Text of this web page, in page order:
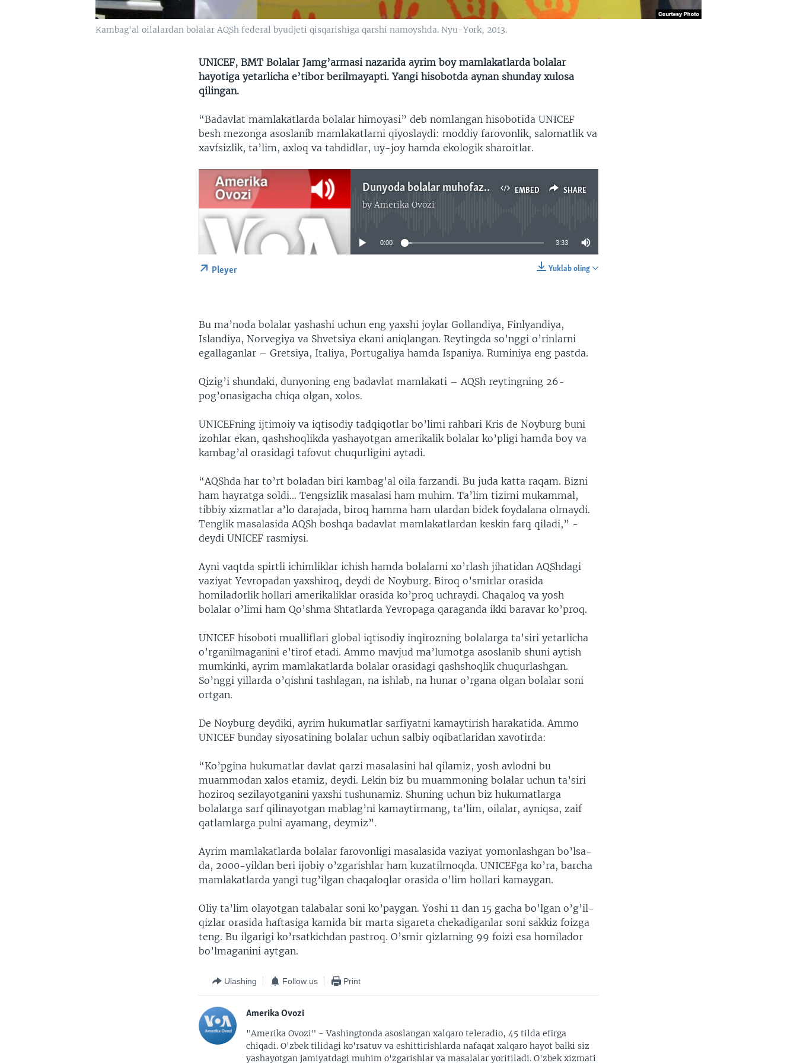
Kambag'al oilalardan bolalar AQSh federal byudjeti qisqarishiga qarshi namoyshda. Nyu-York, 2013.
UNICEF, BMT Bolalar Jamg’armasi nazarida ayrim boy mamlakatlarda bolalar
hayotiga yetarlicha e’tibor berilmayapti. Yangi hisobotda aynan shunday xulosa
qilingan.
“Badavlat mamlakatlarda bolalar himoyasi” deb nomlangan hisobotida UNICEF
besh mezonga asoslanib mamlakatlarni qiyoslaydi: moddiy farovonlik, salomatlik va
xavfsizlik, ta’lim, axloq va tahdidlar, uy-joy hamda ekologik sharoitlar.
EMBED SHARE
Dunyoda bolalar muhofazasi/Nasiba Tohir
byAmerika Ovozi
No media source currently available
0:00 3:33
Yuklab oling
Pleyer
Bu ma’noda bolalar yashashi uchun eng yaxshi joylar Gollandiya, Finlyandiya,
Islandiya, Norvegiya va Shvetsiya ekani aniqlangan. Reytingda so’nggi o’rinlarni
egallaganlar – Gretsiya, Italiya, Portugaliya hamda Ispaniya. Ruminiya eng pastda.
Qizig’i shundaki, dunyoning eng badavlat mamlakati – AQSh reytingning 26-
pog’onasigacha chiqa olgan, xolos.
UNICEFning ijtimoiy va iqtisodiy tadqiqotlar bo’limi rahbari Kris de Noyburg buni
izohlar ekan, qashshoqlikda yashayotgan amerikalik bolalar ko’pligi hamda boy va
kambag’al orasidagi tafovut chuqurligini aytadi.
“AQShda har to’rt boladan biri kambag’al oila farzandi. Bu juda katta raqam. Bizni
ham hayratga soldi… Tengsizlik masalasi ham muhim. Ta’lim tizimi mukammal,
tibbiy xizmatlar a’lo darajada, biroq hamma ham ulardan bidek foydalana olmaydi.
Tenglik masalasida AQSh boshqa badavlat mamlakatlardan keskin farq qiladi,” -
deydi UNICEF rasmiysi.
Ayni vaqtda spirtli ichimliklar ichish hamda bolalarni xo’rlash jihatidan AQShdagi
vaziyat Yevropadan yaxshiroq, deydi de Noyburg. Biroq o’smirlar orasida
homiladorlik hollari amerikaliklar orasida ko’proq uchraydi. Chaqaloq va yosh
bolalar o’limi ham Qo’shma Shtatlarda Yevropaga qaraganda ikki baravar ko’proq.
UNICEF hisoboti mualliflari global iqtisodiy inqirozning bolalarga ta’siri yetarlicha
o’rganilmaganini e’tirof etadi. Ammo mavjud ma’lumotga asoslanib shuni aytish
mumkinki, ayrim mamlakatlarda bolalar orasidagi qashshoqlik chuqurlashgan.
So’nggi yillarda o’qishni tashlagan, na ishlab, na hunar o’rgana olgan bolalar soni
ortgan.
De Noyburg deydiki, ayrim hukumatlar sarfiyatni kamaytirish harakatida. Ammo
UNICEF bunday siyosatining bolalar uchun salbiy oqibatlaridan xavotirda:
“Ko’pgina hukumatlar davlat qarzi masalasini hal qilamiz, yosh avlodni bu
muammodan xalos etamiz, deydi. Lekin biz bu muammoning bolalar uchun ta’siri
hoziroq sezilayotganini yaxshi tushunamiz. Shuning uchun biz hukumatlarga
bolalarga sarf qilinayotgan mablag’ni kamaytirmang, ta’lim, oilalar, ayniqsa, zaif
qatlamlarga pulni ayamang, deymiz”.
Ayrim mamlakatlarda bolalar farovonligi masalasida vaziyat yomonlashgan bo’lsa-
da, 2000-yildan beri ijobiy o’zgarishlar ham kuzatilmoqda. UNICEFga ko’ra, barcha
mamlakatlarda yangi tug’ilgan chaqaloqlar orasida o’lim hollari kamaygan.
Oliy ta’lim olayotgan talabalar soni ko’paygan. Yoshi 11 dan 15 gacha bo’lgan o’g’il-
qizlar orasida haftasiga kamida bir marta sigareta chekadiganlar soni sakkiz foizga
teng. Bu ilgarigi ko’rsatkichdan pastroq. O’smir qizlarning 99 foizi esa homilador
bo’lmaganini aytgan.
Ulashing Follow us Print
Amerika Ovozi
"Amerika Ovozi" - Vashingtonda asoslangan xalqaro teleradio, 45 tilda efirga
chiqadi. O'zbek tilidagi ko'rsatuv va eshittirishlarda nafaqat xalqaro hayot balki siz
yashayotgan jamiyatdagi muhim o'zgarishlar va masalalar yoritiladi. O'zbek xizmati